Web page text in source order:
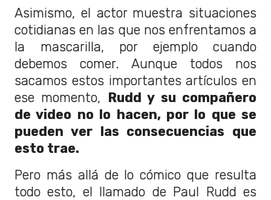
Asimismo, el actor muestra situaciones
cotidianas en las que nos enfrentamos a
la mascarilla, por ejemplo cuando
debemos comer. Aunque todos nos
sacamos estos importantes artículos en
ese momento, Rudd y su compañero
de video no lo hacen, por lo que se
pueden ver las consecuencias que
esto trae.
Pero más allá de lo cómico que resulta
todo esto, el llamado de Paul Rudd es